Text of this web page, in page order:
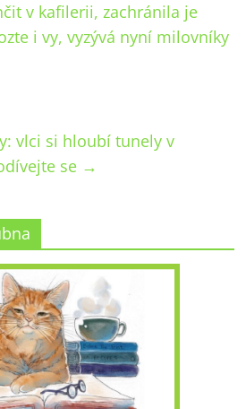
v kafilerii, zachránila je
i vy, vyzývá nyní milovníky
vlci si hloubí tunely v
se →